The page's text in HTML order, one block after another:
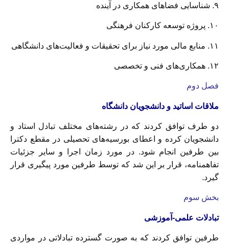
۹. شناسایی فضاهای همکاری در آينده
۱۰. پروژه توسعه کارکنان فرهنگی
۱۱. منابع مالی مورد نیاز برای تحقیقات و فعالیت‌های دانشگاهی
۱۲. همکاری‌های فنی و تخصصی
فصل دوم
ملاقات اساتید و دانشجویان دانشگاه
دو طرف توافق كردند که در رشته‌های مختلف تبادل استاد و
دانشجویان كرده و اعطای بورسیه‌های تحصیلی در مقطع دکترا
بین طرفین انجام شود. در مورد زمان اجرا و سایر جزئيات
تفاهمنامه، قرار بر این شد که توسط طرفین مورد پیگیری قرار
گیرد.
بخش سوم
تبادلات علمی-آموزشی
طرفین توافق کردند که به صورت گسترده تبادلاتی در مواردی